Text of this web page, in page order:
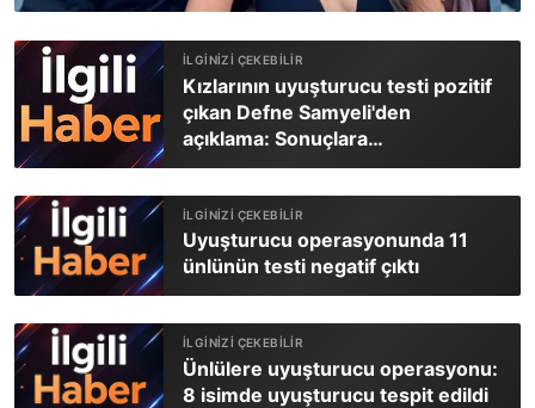
Kızlarının uyuşturucu testi pozitif
çıkan Defne Samyeli'den
açıklama: Sonuçlara
güvenmiyoruz
Uyuşturucu operasyonunda 11
ünlünün testi negatif çıktı
Ünlülere uyuşturucu operasyonu:
8 isimde uyuşturucu tespit edildi